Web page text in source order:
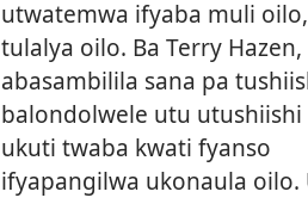
utwatemwa ifyaba muli oilo,
tulalya oilo. Ba Terry Hazen,
abasambilila sana pa
balondolwele utu utushiishi
ukuti twaba kwati fyanso
ifyapangilwa ukonaula oilo.